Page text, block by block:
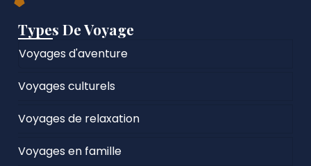
Types De Voyage
Voyages d'aventure
Voyages culturels
Voyages de relaxation
Voyages en famille